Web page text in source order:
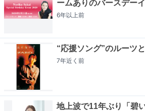
ームありのバースデー
6年以上前
“応援ソング”のルーツ
7年近く 前
地上波で11年ぶり「碧